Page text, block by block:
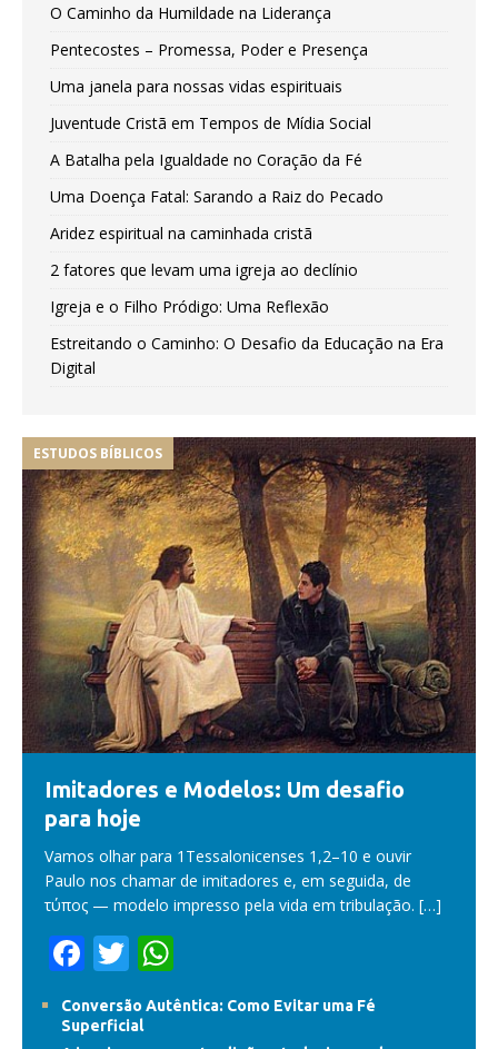
O Caminho da Humildade na Liderança
Pentecostes – Promessa, Poder e Presença
Uma janela para nossas vidas espirituais
Juventude Cristã em Tempos de Mídia Social
A Batalha pela Igualdade no Coração da Fé
Uma Doença Fatal: Sarando a Raiz do Pecado
Aridez espiritual na caminhada cristã
2 fatores que levam uma igreja ao declínio
Igreja e o Filho Pródigo: Uma Reflexão
Estreitando o Caminho: O Desafio da Educação na Era
Digital
ESTUDOS BÍBLICOS
Imitadores e Modelos: Um desafio
para hoje
Vamos olhar para 1Tessalonicenses 1,2–10 e ouvir
Paulo nos chamar de imitadores e, em seguida, de
τύπος — modelo impresso pela vida em tribulação. […]
F
e
T
w
itt
h
at
Conversão Autêntica: Como Evitar uma Fé
Superficial